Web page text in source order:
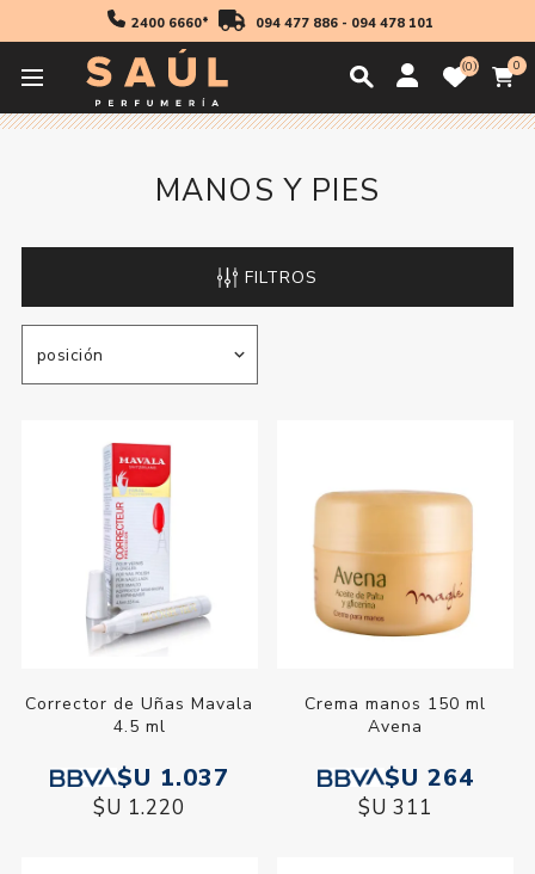
2400 6660* 094 477 886- 094 478 101
0 0
Cosmetica
MANOS Y PIES
FILTROS
Corrector de Uñas Mavala
4.5 ml
$U 1.037
$U 1.220
Crema manos 150 ml
Avena
$U 264
$U 311